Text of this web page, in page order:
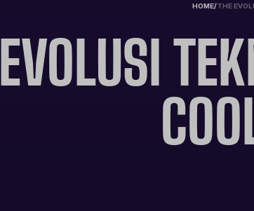
HOME/THE
EVOLUSI